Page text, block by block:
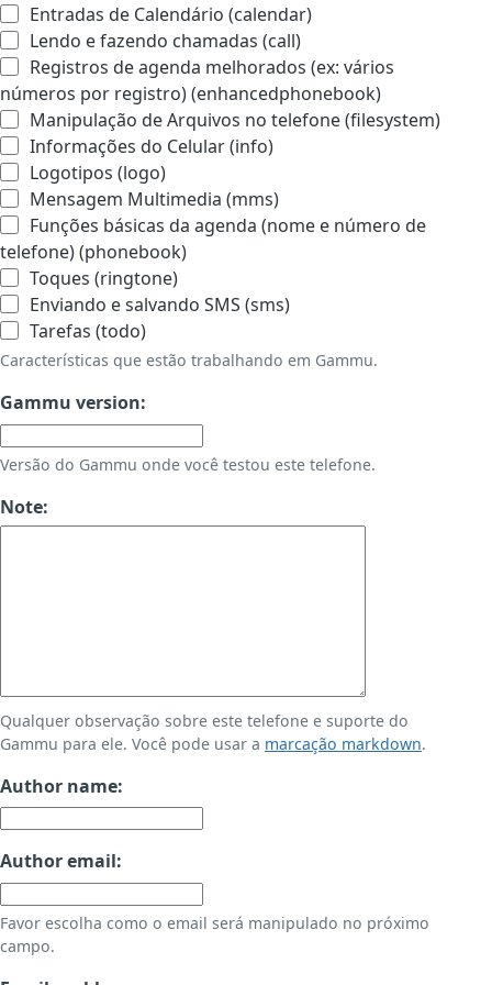
Entradas de Calendário (calendar)
Lendo e fazendo chamadas (call)
Registros de agenda melhorados (ex: vários
números por registro) (enhancedphonebook)
Manipulação de Arquivos no telefone (filesystem)
Informações do Celular (info)
Logotipos (logo)
Mensagem Multimedia (mms)
Funções básicas da agenda (nome e número de
telefone) (phonebook)
Toques (ringtone)
Enviando e salvando SMS (sms)
Tarefas (todo)
Características que estão trabalhando em Gammu.
Gammu version:
Versão do Gammu onde você testou este telefone.
Note:
Qualquer observação sobre este telefone e suporte do
Gammu para ele. Você pode usar a marcação markdown.
Author name:
Author email:
Favor escolha como o email será manipulado no próximo
campo.